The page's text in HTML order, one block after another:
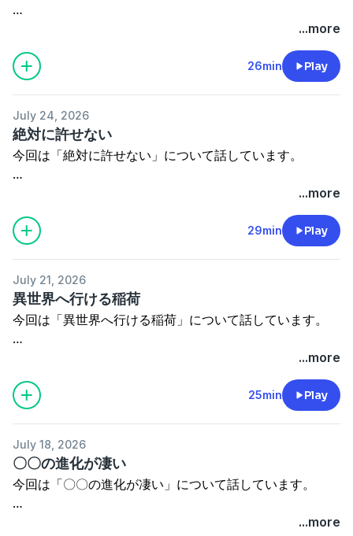
ブログアカウント⇒
http://tosidennsetu02.seesaa.net/
過去音源もブログから視聴頂けます！
都市ボーイズYouTube番組
→https://www.youtube.com/channel/
都市ミナティへのご意見・ご要望、また
お仕事のご依頼はこちらまで。
⇒toshiboys02@gmail.com
都市ボーイズグッズ通信販売しております！
詳細はこちら⇒https://toshiboysgoods.stores.jp
※我々が語るのはあくまで都市伝説でジャンルはコメディ
このブラウザでは再生できません。
...more
26min Play
July 24, 2026
絶対に許せない
今回は「絶対に許せない」について話しています。
ブログアカウント⇒
http://tosidennsetu02.seesaa.net/
過去音源もブログから視聴頂けます！
都市ボーイズYouTube番組
→https://www.youtube.com/channel/
都市ミナティへのご意見・ご要望、また
お仕事のご依頼はこちらまで。
⇒toshiboys02@gmail.com
都市ボーイズグッズ通信販売しております！
詳細はこちら⇒https://toshiboysgoods.stores.jp
※我々が語るのはあくまで都市伝説でジャンルはコメディ
...more
29min Play
July 21, 2026
異世界へ行ける稲荷
今回は「異世界へ行ける稲荷」について話しています。
ブログアカウント⇒
http://tosidennsetu02.seesaa.net/
過去音源もブログから視聴頂けます！
都市ボーイズYouTube番組
→https://www.youtube.com/channel/
都市ミナティへのご意見・ご要望、また
...more
25min Play
July 18, 2026
〇〇の進化が凄い
今回は「〇〇の進化が凄い」について話しています。
...more